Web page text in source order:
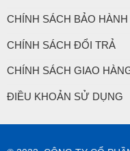
CHÍNH SÁCH BẢO HÀNH
CHÍNH SÁCH ĐỔI TRẢ
CHÍNH SÁCH GIAO
ĐIỀU KHOẢN SỬ DỤNG